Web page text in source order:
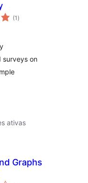
(1 avaliações
totais
)
surveys on
ativas
Graphs